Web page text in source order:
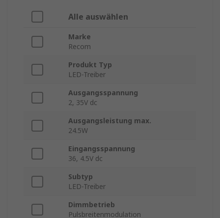
Alle auswählen
Marke
Recom
Produkt Typ
LED-Treiber
Ausgangsspannung
2, 35V dc
Ausgangsleistung max.
24.5W
Eingangsspannung
36, 4.5V dc
Subtyp
LED-Treiber
Dimmbetrieb
Pulsbreitenmodulation